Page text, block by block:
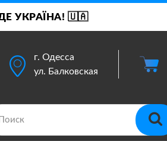
УКРАЇНА! 🇺🇦
г. Одесса
ул. Балковская